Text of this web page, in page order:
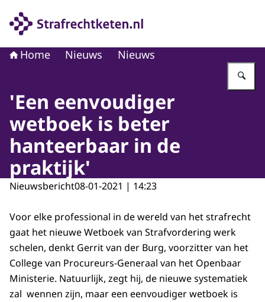
Home Nieuws Nieuws
'Een eenvoudiger
wetboek is beter
hanteerbaar in de
praktijk'
Nieuwsbericht08-01-2021 | 14:23
Voor elke professional in de wereld van het strafrecht
gaat het nieuwe Wetboek van Strafvordering werk
schelen, denkt Gerrit van der Burg, voorzitter van het
College van Procureurs-Generaal van het Openbaar
Ministerie. Natuurlijk, zegt hij, de nieuwe systematiek
zal wennen zijn, maar een eenvoudiger wetboek is